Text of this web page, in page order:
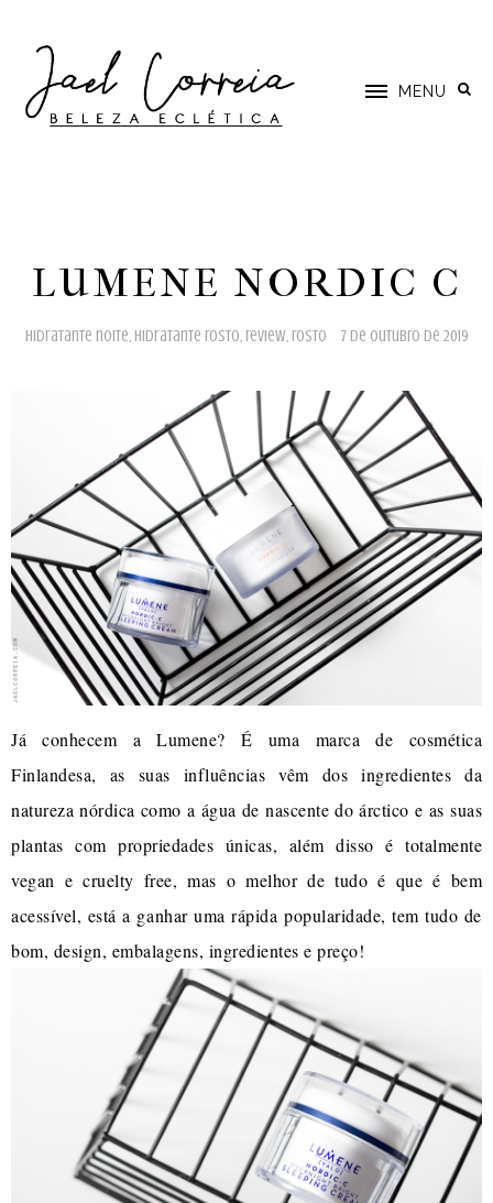
MENU
LUMENE NORDIC C
hidratante noite, hidratante rosto, review, rosto 7 de outubro de 2019
Já conhecem a Lumene? É uma marca de cosmética
Finlandesa, as suas influências vêm dos ingredientes da
natureza nórdica como a água de nascente do árctico e as suas
plantas com propriedades únicas, além disso é totalmente
vegan e cruelty free, mas o melhor de tudo é que é bem
acessível, está a ganhar uma rápida popularidade, tem tudo de
bom, design, embalagens, ingredientes e preço!